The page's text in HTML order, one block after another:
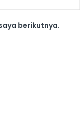
berikutnya.